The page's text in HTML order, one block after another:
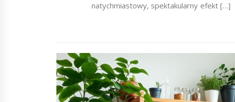
natychmiastowy, spektakularny efekt […]